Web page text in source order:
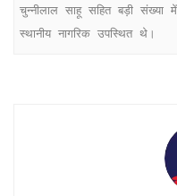
चुन्नीलाल साहू सहित बड़ी संख्या
स्थानीय नागरिक उपस्थित थे।